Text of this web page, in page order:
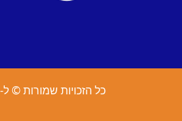
כל הזכויות שמורות © ל- 90FM